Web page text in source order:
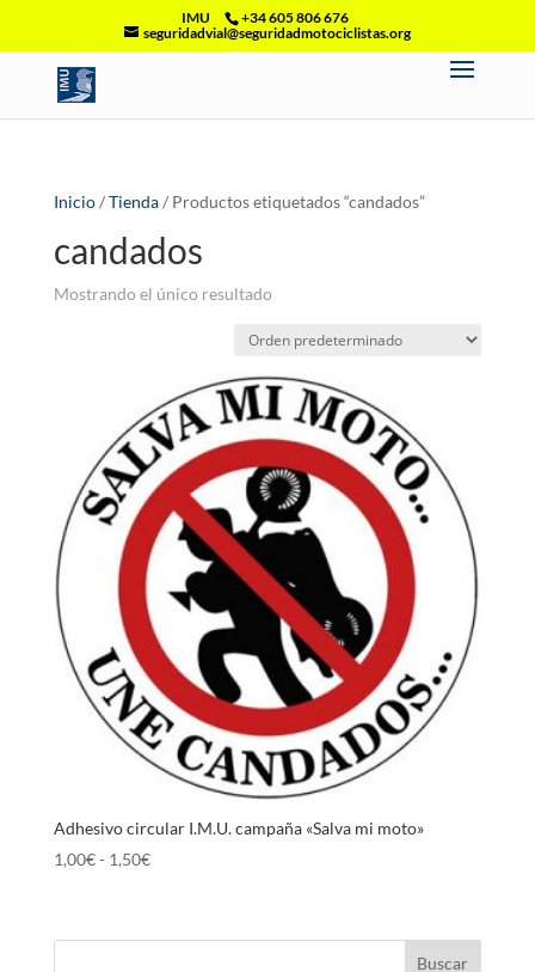
IMU
+34 605 806 676
seguridadvial@seguridadmotociclistas.org
Inicio/Tienda/ Productos etiquetados “candados”
candados
Mostrando el único resultado
Adhesivo circular I.M.U. campaña «Salva mi moto»
1,00€- 1,50€Rango
desde